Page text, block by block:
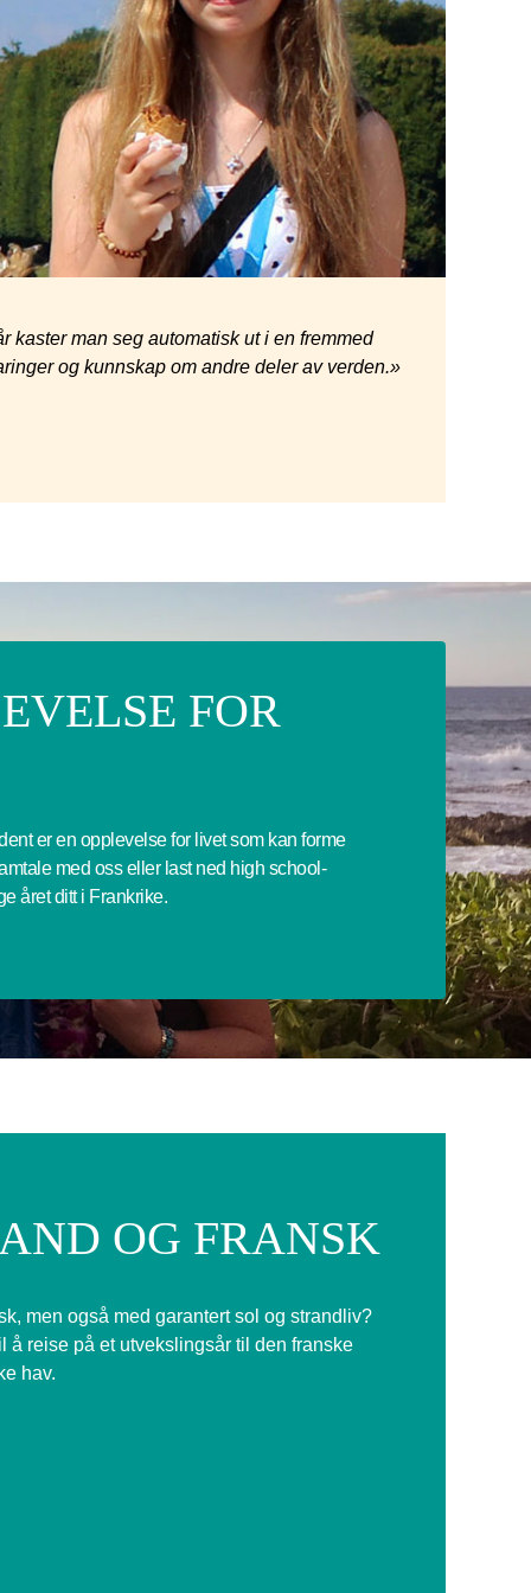
kaster man seg automatisk ut i en fremmed
og kunnskap om andre deler av verden.»
FOR
er en opplevelse for livet som kan forme
med oss eller last ned high school-
året ditt i Frankrike.
OG FRANSK
men også med garantert sol og strandliv?
å reise på et utvekslingsår til den franske
hav.